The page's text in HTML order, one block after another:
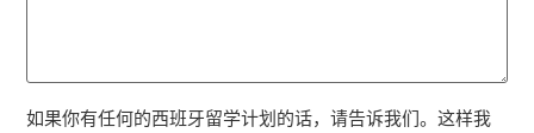
如果你有任何的西班牙留学计划的话，请告诉我们。这样我